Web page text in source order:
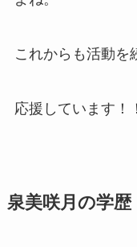
これからも活動を
応援しています！！
泉美咲月の学歴